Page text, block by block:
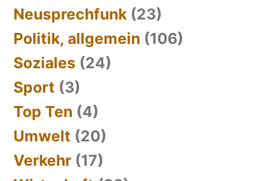
Neusprechfunk (23)
Politik, allgemein (106)
Soziales (24)
Sport (3)
Top Ten (4)
Umwelt (20)
Verkehr (17)